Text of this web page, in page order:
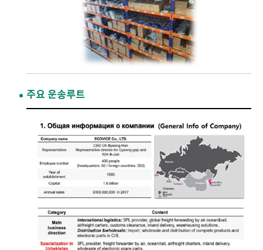
주요 운송루트